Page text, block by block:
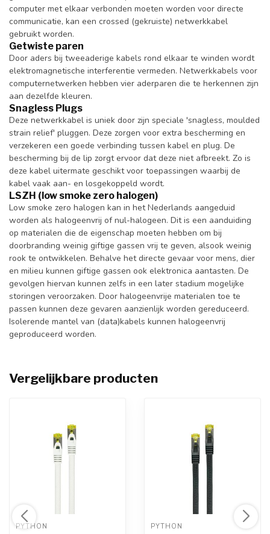
computer met elkaar verbonden moeten worden voor directe
communicatie, kan een crossed (gekruiste) netwerkkabel
gebruikt worden.
Getwiste paren
Door aders bij tweeaderige kabels rond elkaar te winden wordt
elektromagnetische interferentie vermeden. Netwerkkabels voor
computernetwerken hebben vier aderparen die te herkennen zijn
aan dezelfde kleuren.
Snagless Plugs
Deze netwerkkabel is uniek door zijn speciale 'snagless, moulded
strain relief' pluggen. Deze zorgen voor extra bescherming en
verzekeren een goede verbinding tussen kabel en plug. De
bescherming bij de lip zorgt ervoor dat deze niet afbreekt. Zo is
deze kabel uitermate geschikt voor toepassingen waarbij de
kabel vaak aan- en losgekoppeld wordt.
LSZH (low smoke zero halogen)
Low smoke zero halogen kan in het Nederlands aangeduid
worden als halogeenvrij of nul-halogeen. Dit is een aanduiding
op materialen die de eigenschap moeten hebben om bij
doorbranding weinig giftige gassen vrij te geven, alsook weinig
rook te ontwikkelen. Behalve het directe gevaar voor mens, dier
en milieu kunnen giftige gassen ook elektronica aantasten. De
gevolgen hiervan kunnen zelfs in een later stadium mogelijke
storingen veroorzaken. Door halogeenvrije materialen toe te
passen kunnen deze gevaren aanzienlijk worden gereduceerd.
Isolerende mantel van (data)kabels kunnen halogeenvrij
geproduceerd worden.
Vergelijkbare producten
PYTHON PYTHON